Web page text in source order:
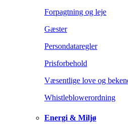
Forpagtning og leje
Gæster
Persondataregler
Prisforbehold
Væsentlige love og
Whistleblowerordning
Energi & Miljø